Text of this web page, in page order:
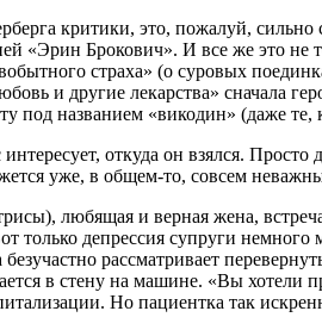
критики, это, пожалуй,
«Эрин Брокович». И все же это
страха» (о суровых
и другие лекарства» сначала
названием «викодин» (даже те,
откуда он взялся.
уже, в общем-то, совсем
любящая и верная жена,
депрессия супруги
рассматривает
в стену на машине. «Вы хотели
Но пациентка так